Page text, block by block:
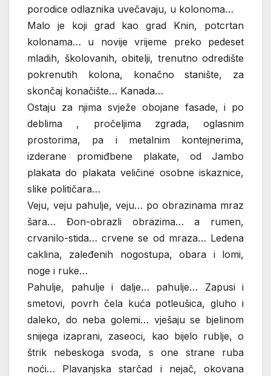
porodice odlaznika uvečavaju, u kolonoma…
Malo je koji grad kao grad Knin, potcrtan
kolonama… u novije vrijeme preko pedeset
mladih, školovanih, obitelji, trenutno odredište
pokrenutih kolona, konačno stanište, za
skončaj konačište… Kanada…
Ostaju za njima svježe obojane fasade, i po
deblima , pročeljima zgrada, oglasnim
prostorima, pa i metalnim kontejnerima,
izderane promiđbene plakate, od Jambo
plakata do plakata veličine osobne iskaznice,
slike političara…
Veju, veju pahulje, veju… po obrazinama mraz
šara… Đon-obrazli obrazima… a rumen,
crvanilo-stida… crvene se od mraza… Ledena
caklina, zaleđenih nogostupa, obara i lomi,
noge i ruke…
Pahulje, pahulje i dalje… pahulje… Zapusi i
smetovi, povrh čela kuća potleušica, gluho i
daleko, do neba golemi… vješaju se bjelinom
snijega izaprani, zaseoci, kao bijelo rublje, o
štrik nebeskoga svoda, s one strane ruba
noći… Plavanjska starčad i nejač, okovana